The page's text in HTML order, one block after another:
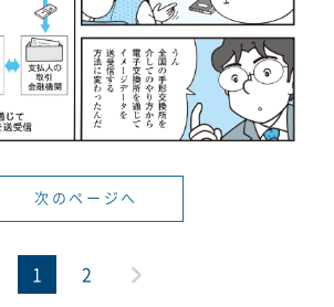
次のページへ
1 2